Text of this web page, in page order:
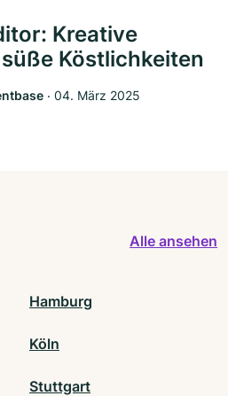
Kreative
Köstlichkeiten
‧ 04. März 2025
Alle ansehen
Hamburg
Köln
Stuttgart